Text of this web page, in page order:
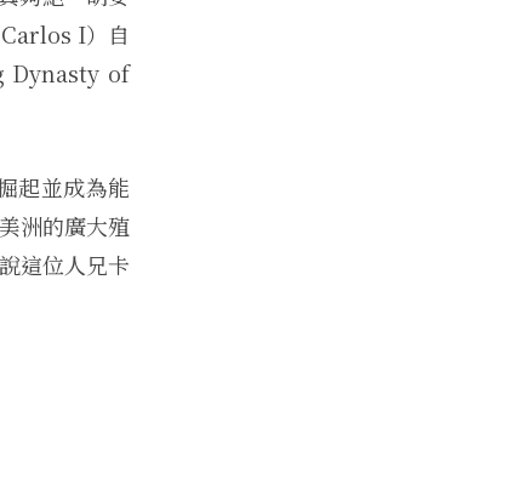
I）自
Dynasty of
起並成為能
洲的廣大殖
這位人兄卡